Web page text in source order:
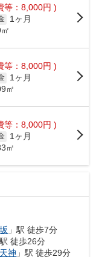
等：8,000円 )
1ヶ月
等：8,000円 )
1ヶ月
㎡
等：8,000円 )
1ヶ月
㎡
」駅 徒歩7分
駅 徒歩26分
神 」駅 徒歩29分